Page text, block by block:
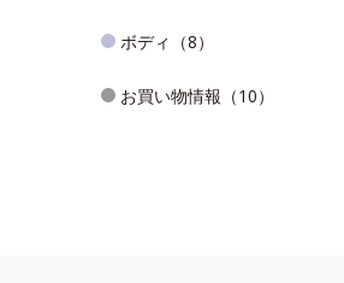
ボディ（8）
お買い物情報（10）